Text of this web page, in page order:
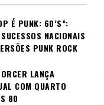
É PUNK: 60’S”:
NACIONAIS
PUNK ROCK
LANÇA
COM QUARTO
80